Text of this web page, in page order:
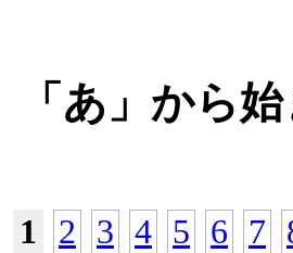
「あ」から
1 2 3 4 5 6 7